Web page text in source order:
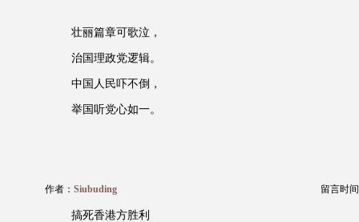
壮丽篇章可歌泣，
治国理政党逻辑。
中国人民吓不倒，
举国听党心如一。
作者： Siubuding 留言时
搞死香港方胜利